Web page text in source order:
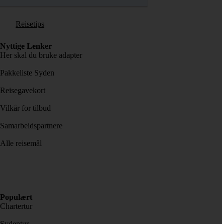
Reisetips
Nyttige Lenker
Her skal du bruke adapter
Pakkeliste Syden
Reisegavekort
Vilkår for tilbud
Samarbeidspartnere
Alle reisemål
Populært
Chartertur